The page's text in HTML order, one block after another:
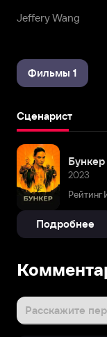
Jeffery Wang
Фильмы 1
Сценарист
Бункер
2023
Рейтинг
Подробнее
Расскажите